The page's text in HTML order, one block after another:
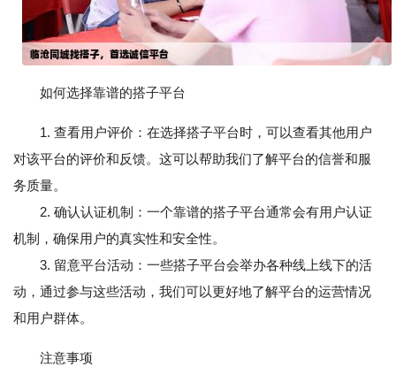
如何选择靠谱的搭子平台
1. 查看用户评价：在选择搭子平台时，可以查看其他用户
对该平台的评价和反馈。这可以帮助我们了解平台的信誉和服
务质量。
2. 确认认证机制：一个靠谱的搭子平台通常会有用户认证
机制，确保用户的真实性和安全性。
3. 留意平台活动：一些搭子平台会举办各种线上线下的活
动，通过参与这些活动，我们可以更好地了解平台的运营情况
和用户群体。
注意事项